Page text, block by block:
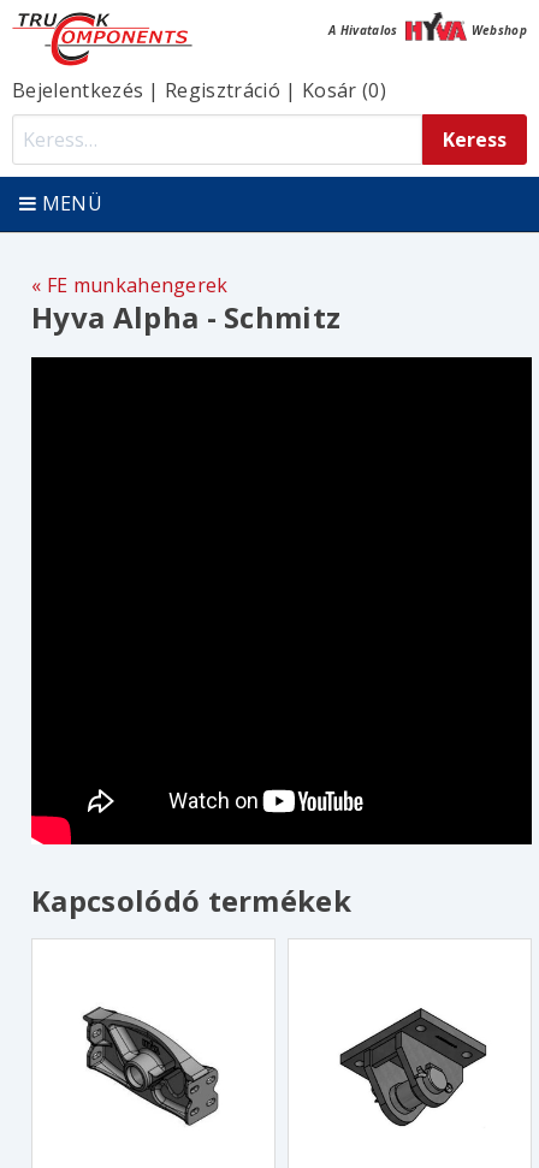
A Hivatalos Webshop
Bejelentkezés | Regisztráció | Kosár (0)
MENÜ
FE munkahengerek
Hyva Alpha - Schmitz
Kapcsolódó termékek